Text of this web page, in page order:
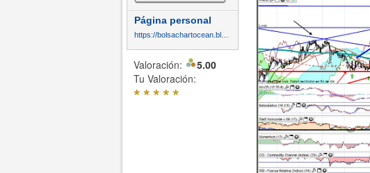
Página personal
Valoración:
5.00
Tu Valoración:
*****